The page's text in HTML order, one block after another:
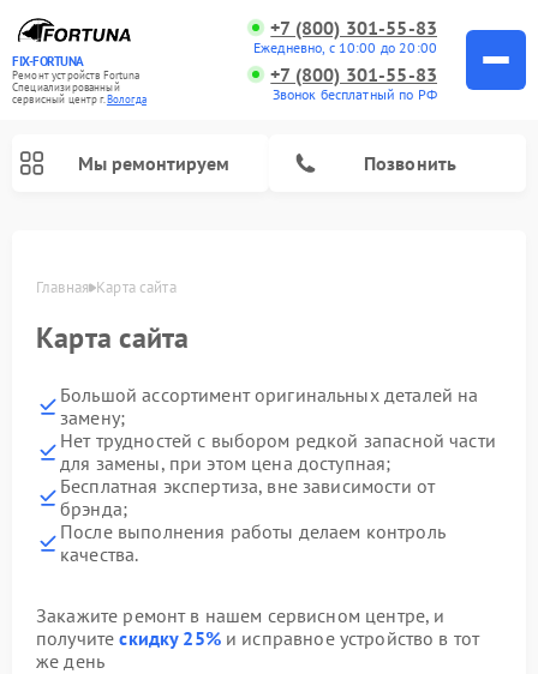
FIX-FORTUNA
Ремонт устройств Fortuna
Специализированный
cервисный центр г.Вологда
+7 (800) 301-55-83
Ежедневно, с 10:00 до 20:00
+7 (800) 301-55-83
Звонок бесплатный по РФ
Мы ремонтируем Позвонить
Главная Карта сайта
Карта сайта
Большой ассортимент оригинальных деталей на
замену;
Нет трудностей с выбором редкой запасной части
для замены, при этом цена доступная;
Бесплатная экспертиза, вне зависимости от
брэнда;
После выполнения работы делаем контроль
качества.
Закажите ремонт в нашем сервисном центре, и
получитескидку 25%и исправное устройство в тот
же день